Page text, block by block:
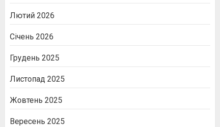
Лютий 2026
Січень 2026
Грудень 2025
Листопад 2025
Жовтень 2025
Вересень 2025